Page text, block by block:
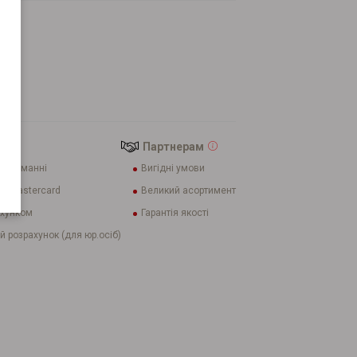
отриманні
і Mastercard
розрахунок (для юр.осіб)
Партнерам
Вигідні умови
Великий асортимент
Гарантія якості